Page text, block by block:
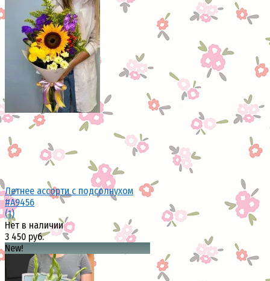
избранное сравнить
Летнее ассорти с подсолнухом
#A9456
(1)
Нет в наличии
3 450 руб.
New!